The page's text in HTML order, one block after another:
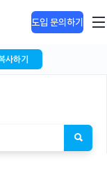
도입 문의하기
사하기